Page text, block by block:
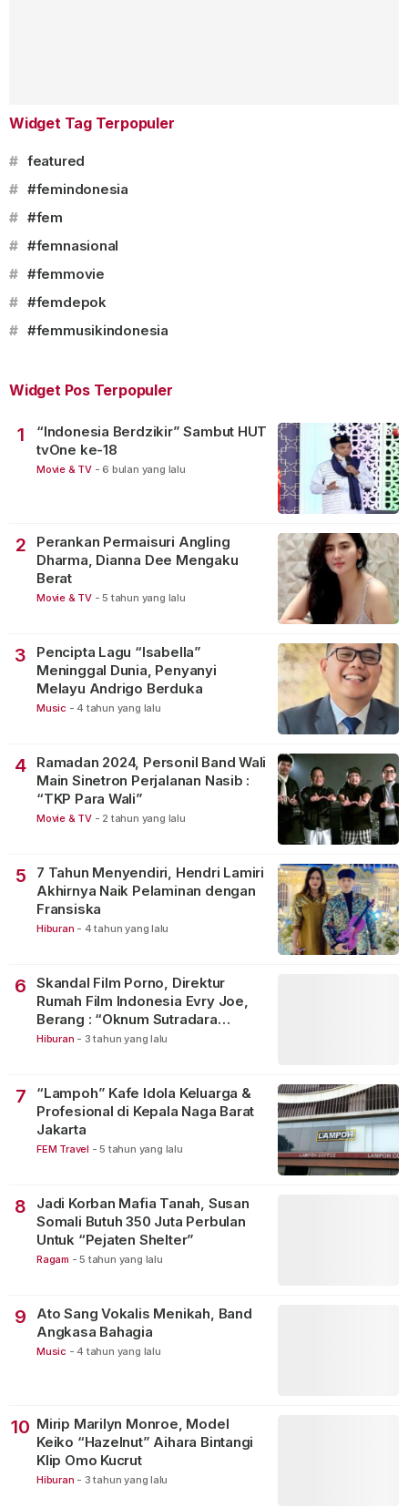
Widget Tag Terpopuler
# featured
# #femindonesia
# #fem
# #femnasional
# #femmovie
# #femdepok
# #femmusikindonesia
Widget Pos Terpopuler
1
“Indonesia Berdzikir” Sambut HUT
tvOne ke-18
Movie & TV - 6 bulan yang lalu
2
Perankan Permaisuri Angling
Dharma, Dianna Dee Mengaku
Berat
Movie & TV - 5 tahun yang lalu
3
Pencipta Lagu “Isabella”
Meninggal Dunia, Penyanyi
Melayu Andrigo Berduka
Music - 4 tahun yang lalu
4
Ramadan 2024, Personil Band Wali
Main Sinetron Perjalanan Nasib :
“TKP Para Wali”
Movie & TV - 2 tahun yang lalu
5
7 Tahun Menyendiri, Hendri Lamiri
Akhirnya Naik Pelaminan dengan
Fransiska
Hiburan - 4 tahun yang lalu
6
Skandal Film Porno, Direktur
Rumah Film Indonesia Evry Joe,
Berang : “Oknum Sutradara
Merusak Perfilman Indonesia”!
Hiburan - 3 tahun yang lalu
7
“Lampoh” Kafe Idola Keluarga &
Profesional di Kepala Naga Barat
Jakarta
FEM Travel - 5 tahun yang lalu
8
Jadi Korban Mafia Tanah, Susan
Somali Butuh 350 Juta Perbulan
Untuk “Pejaten Shelter”
Ragam - 5 tahun yang lalu
9
Ato Sang Vokalis Menikah, Band
Angkasa Bahagia
Music - 4 tahun yang lalu
10 Mirip Marilyn Monroe, Model
Keiko “Hazelnut” Aihara Bintangi
Klip Omo Kucrut
Hiburan - 3 tahun yang lalu